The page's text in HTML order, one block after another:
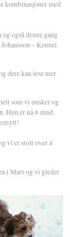
kombinasjoner med
også denne gang
– Kennel
dere kan lese mer
som vi ønsker og
Hun er nå 6 mnd.
vi er stolt over å
i Mars og vi gleder